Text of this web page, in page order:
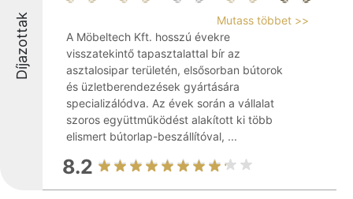
Díjazottak
Mutass többet >>
A Möbeltech Kft. hosszú évekre
visszatekintő tapasztalattal bír az
asztalosipar területén, elsősorban bútorok
és üzletberendezések gyártására
specializálódva. Az évek során a vállalat
szoros együttműködést alakított ki több
elismert bútorlap-beszállítóval, ...
8.2